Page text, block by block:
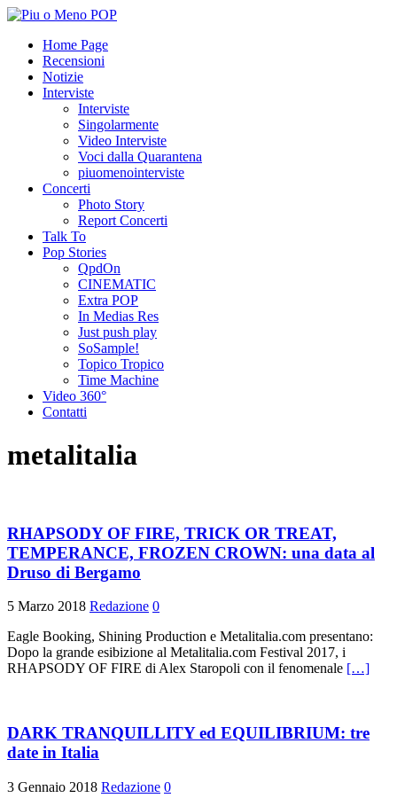
Home Page
Recensioni
Notizie
Interviste
Interviste
Singolarmente
Video Interviste
Voci dalla Quarantena
piuomenointerviste
Concerti
Photo Story
Report Concerti
Talk To
Pop Stories
QpdOn
CINEMATIC
Extra POP
In Medias Res
Just push play
SoSample!
Topico Tropico
Time Machine
Video 360°
Contatti
metalitalia
RHAPSODY OF FIRE, TRICK OR TREAT,
TEMPERANCE, FROZEN CROWN: una data al
Druso di Bergamo
5 Marzo 2018 Redazione 0
Eagle Booking, Shining Production e Metalitalia.com presentano:
Dopo la grande esibizione al Metalitalia.com Festival 2017, i
RHAPSODY OF FIRE di Alex Staropoli con il fenomenale […]
DARK TRANQUILLITY ed EQUILIBRIUM: tre
date in Italia
3 Gennaio 2018 Redazione 0